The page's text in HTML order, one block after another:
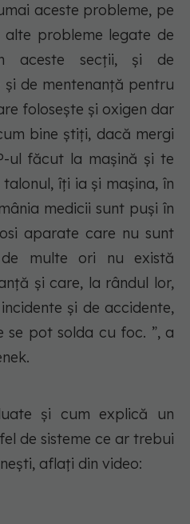
aceste probleme, pe
probleme legate de
aceste secții, și de
de mentenanță pentru
folosește și oxigen dar
bine știți, dacă mergi
ul făcut la mașină și te
îți ia și mașina, în
medicii sunt puși în
aparate care nu sunt
multe ori nu există
și care, la rândul lor,
și de accidente,
se pot solda cu foc. ”, a
și cum explică un
de sisteme ce ar trebui
aflați din video: